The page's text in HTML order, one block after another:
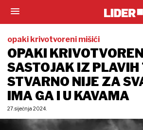
opaki krivotvoreni mišići
OPAKI
SASTOJAK IZ
STVARNO NIJE ZA
IMA GA I U KAVAMA
27. siječnja 2024.